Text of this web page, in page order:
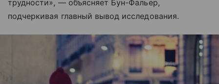
трудности», — объясняет Бун-Фальер,
подчеркивая главный вывод исследования.